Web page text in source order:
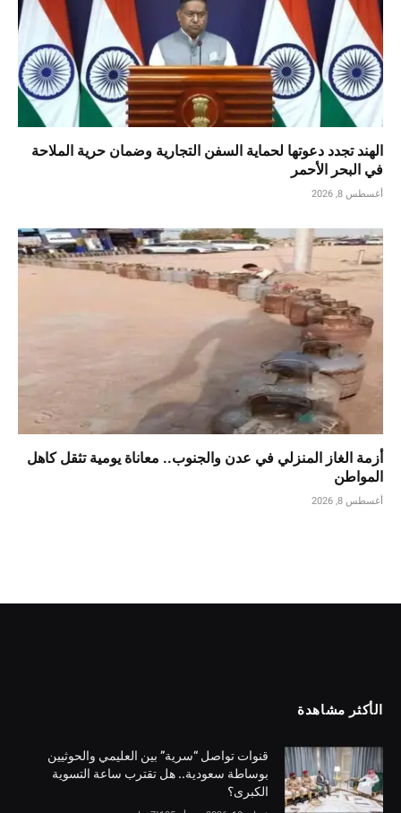
الهند تجدد دعوتها لحماية السفن التجارية وضمان حرية الملاحة
في البحر الأحمر
أغسطس 8, 2026
أزمة الغاز المنزلي في عدن والجنوب.. معاناة يومية تثقل كاهل
المواطن
أغسطس 8, 2026
الأكثر مشاهدة
قنوات تواصل “سرية” بين العليمي والحوثيين
بوساطة سعودية.. هل تقترب ساعة التسوية
الكبرى؟